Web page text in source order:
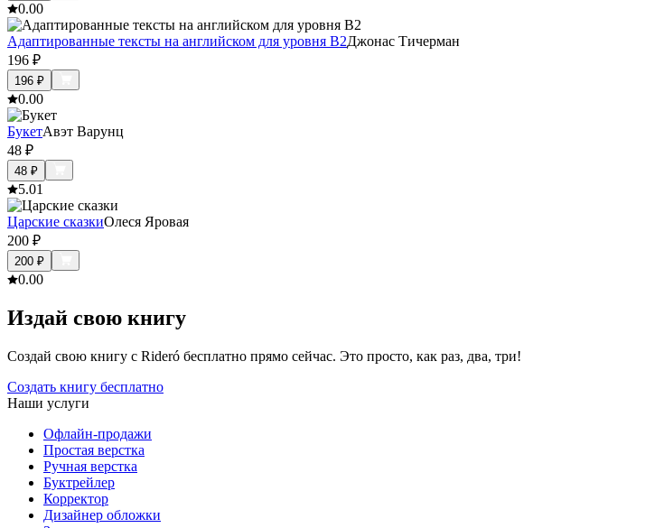
0.00
Адаптированные тексты на английском для уровня B2Джонас Тичерман
196 ₽
196 ₽
0.00
БукетАвэт Варунц
48 ₽
48 ₽
5.01
Царские сказкиОлеся Яровая
200 ₽
200 ₽
0.00
Издай свою книгу
Создай свою книгу с Rideró бесплатно прямо сейчас. Это просто, как раз, два, три!
Создать книгу бесплатно
Наши услуги
Офлайн-продажи
Простая верстка
Ручная верстка
Буктрейлер
Корректор
Дизайнер обложки